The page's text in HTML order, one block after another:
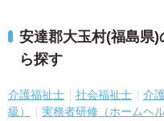
安達郡大玉村(福島県
ら探す
介護福祉士 社会福祉士
介
級）
実務者研修（ホームヘ